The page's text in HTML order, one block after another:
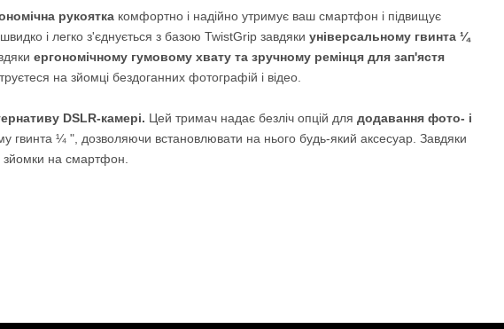
рукоятка комфортно і надійно утримує ваш смартфон і підвищує
і легко з'єднується з базою TwistGrip завдяки універсальному гвинта ¼
ергономічному гумовому хвату та зручному ремінця для зап'ястя
на зйомці бездоганних фотографій і відео.
DSLR-камері. Цей тримач надає безліч опцій для додавання фото- і
гвинта ¼ ", дозволяючи встановлювати на нього будь-який аксесуар. Завдяки
зйомки на смартфон.